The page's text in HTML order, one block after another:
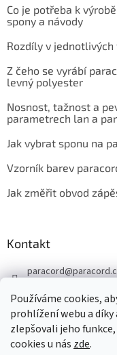
Používáme cookies,
prohlížení webu a
zlepšovali jeho
cookies u nás zde.
Co je potřeba k
spony a návody
Rozdíly v
Z čeho se vyrábí
levný polyester
Nosnost, tažnost a
parametrech lan a
Jak vybrat sponu na
Vzorník barev
Jak změřit obvod
Kontakt
paracord@
+420 603 230 467
Sledujte nás také na
paracord.cz